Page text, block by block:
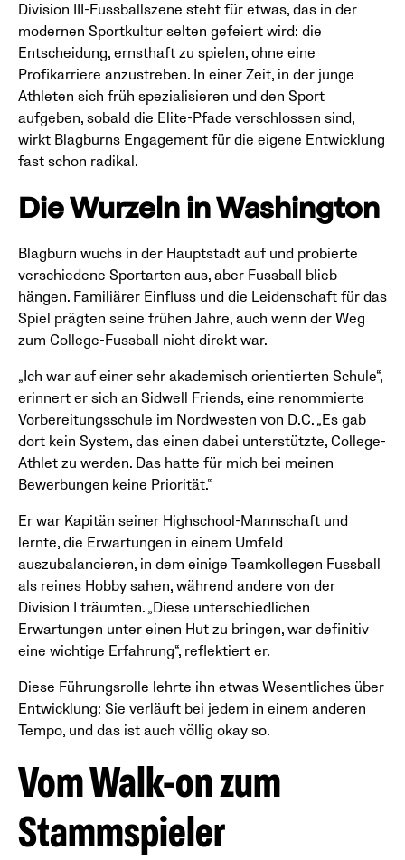
Division III-Fussballszene steht für etwas, das in der
modernen Sportkultur selten gefeiert wird: die
Entscheidung, ernsthaft zu spielen, ohne eine
Profikarriere anzustreben. In einer Zeit, in der junge
Athleten sich früh spezialisieren und den Sport
aufgeben, sobald die Elite-Pfade verschlossen sind,
wirkt Blagburns Engagement für die eigene Entwicklung
fast schon radikal.
Die Wurzeln in Washington
Blagburn wuchs in der Hauptstadt auf und probierte
verschiedene Sportarten aus, aber Fussball blieb
hängen. Familiärer Einfluss und die Leidenschaft für das
Spiel prägten seine frühen Jahre, auch wenn der Weg
zum College-Fussball nicht direkt war.
„Ich war auf einer sehr akademisch orientierten Schule“,
erinnert er sich an Sidwell Friends, eine renommierte
Vorbereitungsschule im Nordwesten von D.C. „Es gab
dort kein System, das einen dabei unterstützte, College-
Athlet zu werden. Das hatte für mich bei meinen
Bewerbungen keine Priorität.“
Er war Kapitän seiner Highschool-Mannschaft und
lernte, die Erwartungen in einem Umfeld
auszubalancieren, in dem einige Teamkollegen Fussball
als reines Hobby sahen, während andere von der
Division I träumten. „Diese unterschiedlichen
Erwartungen unter einen Hut zu bringen, war definitiv
eine wichtige Erfahrung“, reflektiert er.
Diese Führungsrolle lehrte ihn etwas Wesentliches über
Entwicklung: Sie verläuft bei jedem in einem anderen
Tempo, und das ist auch völlig okay so.
Vom Walk-on zum
Stammspieler